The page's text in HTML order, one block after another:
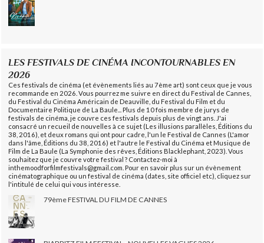
LES FESTIVALS DE CINÉMA INCONTOURNABLES EN
2026
Ces festivals de cinéma (et évènements liés au 7ème art) sont ceux que je vous
recommande en 2026. Vous pourrez me suivre en direct du Festival de Cannes,
du Festival du Cinéma Américain de Deauville, du Festival du Film et du
Documentaire Politique de La Baule... Plus de 10 fois membre de jurys de
festivals de cinéma, je couvre ces festivals depuis plus de vingt ans. J'ai
consacré un recueil de nouvelles à ce sujet (Les illusions parallèles, Éditions du
38, 2016), et deux romans qui ont pour cadre, l'un le Festival de Cannes (L'amor
dans l'âme, Éditions du 38, 2016) et l'autre le Festival du Cinéma et Musique de
Film de La Baule (La Symphonie des rêves, Éditions Blacklephant, 2023). Vous
souhaitez que je couvre votre festival ? Contactez-moi à
inthemoodforfilmfestivals@gmail.com. Pour en savoir plus sur un évènement
cinématographique ou un festival de cinéma (dates, site officiel etc), cliquez sur
l'intitulé de celui qui vous intéresse.
79ème FESTIVAL DU FILM DE CANNES